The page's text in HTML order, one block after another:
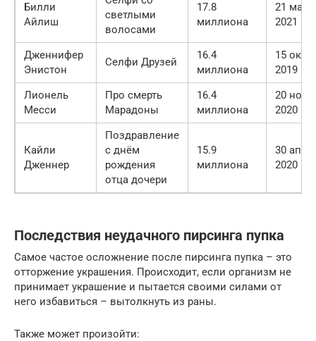
Билли
Айлиш
светлыми
волосами
17.8
миллиона
21
2021
Дженнифер
Энистон
Селфи Друзей
16.4
миллиона
15
2019
Лионель
Месси
Про смерть
Марадоны
16.4
миллиона
20
2020
Кайли
Дженнер
Поздравление
с днём
рождения
отца дочери
15.9
миллиона
30
2020
Последствия неудачного пирсинга пупка
Самое частое осложнение после пирсинга пупка – это
отторжение украшения. Происходит, если организм не
принимает украшение и пытается своими силами от
него избавиться – вытолкнуть из раны.
Также может произойти: